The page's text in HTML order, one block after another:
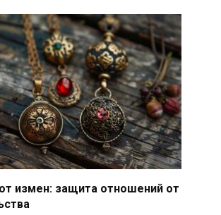
измен: защита отношений от